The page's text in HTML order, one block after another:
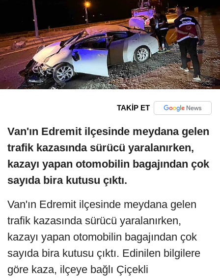
TAKİP ET
Van'ın Edremit ilçesinde meydana gelen
trafik kazasında sürücü yaralanırken,
kazayı yapan otomobilin bagajından çok
sayıda bira kutusu çıktı.
Van'ın Edremit ilçesinde meydana gelen
trafik kazasında sürücü yaralanırken,
kazayı yapan otomobilin bagajından çok
sayıda bira kutusu çıktı. Edinilen bilgilere
göre kaza, ilçeye bağlı Çiçekli